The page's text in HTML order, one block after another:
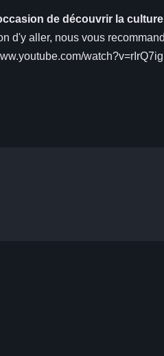
de découvrir la
d'y aller, nous vous